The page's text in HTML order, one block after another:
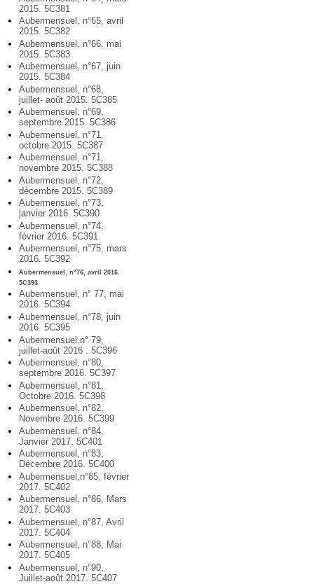
2015. 5C381
Aubermensuel, n°65, avril
2015. 5C382
Aubermensuel, n°66, mai
2015. 5C383
Aubermensuel, n°67, juin
2015. 5C384
Aubermensuel, n°68,
juillet- août 2015. 5C385
Aubermensuel, n°69,
septembre 2015. 5C386
Aubermensuel, n°71,
octobre 2015. 5C387
Aubermensuel, n°71,
novembre 2015. 5C388
Aubermensuel, n°72,
décembre 2015. 5C389
Aubermensuel, n°73,
janvier 2016. 5C390
Aubermensuel, n°74,
février 2016. 5C391
Aubermensuel, n°75, mars
2016. 5C392
Aubermensuel, n°76, avril 2016.
5C393
Aubermensuel, n° 77, mai
2016. 5C394
Aubermensuel, n°78, juin
2016. 5C395
Aubermensuel,n° 79,
juillet-août 2016 . 5C396
Aubermensuel, n°80,
septembre 2016. 5C397
Aubermensuel, n°81,
Octobre 2016. 5C398
Aubermensuel, n°82,
Novembre 2016. 5C399
Aubermensuel, n°84,
Janvier 2017. 5C401
Aubermensuel, n°83,
Décembre 2016. 5C400
Aubermensuel,n°85, février
2017. 5C402
Aubermensuel, n°86, Mars
2017. 5C403
Aubermensuel, n°87, Avril
2017. 5C404
Aubermensuel, n°88, Mai
2017. 5C405
Aubermensuel, n°90,
Juillet-août 2017. 5C407